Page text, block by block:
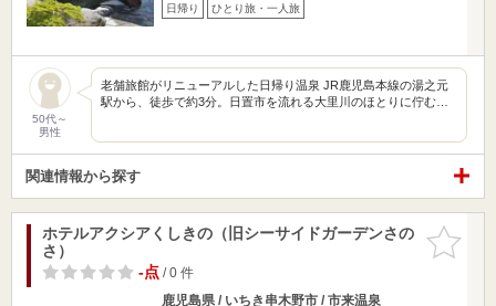
日帰り ひとり旅・一人旅
50代～
男性
老舗旅館がリニューアルした日帰り温泉 JR鹿児島本線の湯之元
駅から、徒歩で約3分。日置市を流れる大里川のほとりに佇む…
関連情報から探す
お気に入
りに追加
ホテルアクシアくしきの（旧シーサイドガーデンさの
さ）
-点/ 0 件
鹿児島県 / いちき串木野市 / 市来温泉